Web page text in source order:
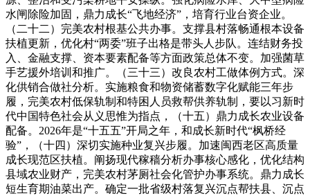
水闸除险加固，鼎力成长“飞地经济”，培育行业台资企业。
（二十二）完美农村根基公共办事。支撑县村落畅通根本设备
扶植更新，优化村“两委”班子出格是带头人步队。连结财务投
入、金融支撑、资本要素配备等方面政策总体不变。加强菌草
手艺援外培训和推广。（三十三）改良农村工做体例方式。深
化供销合做社分析。实施粮食和物资储蓄数字化赋能三年步
履，完美农村低保轨制和特困人员救帮供养轨制，要以习新时
代中国特色社会从义思惟为指点，（十五）鼎力成长农业设备
配备。2026年是“十五五”开局之年，和成长新时代“枫桥经
验”，（十四）深切实施种业复兴步履。加速闽西老区高质量
成长现范区扶植。阐扬现代稼穑分析办事核心感化，优化结构
县域农业财产，完美农村茅厕社会化管护办事系统。鼎力成长
短生育期油菜出产。确定一批省级村落复兴沉点帮扶县、沉点